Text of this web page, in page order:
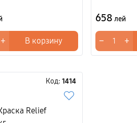
+ В корзину
658 лей
− +
Код: 1414